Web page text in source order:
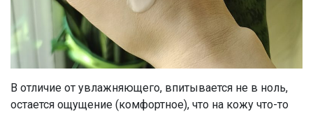
В отличие от увлажняющего, впитывается не в ноль,
остается ощущение (комфортное), что на кожу что-то